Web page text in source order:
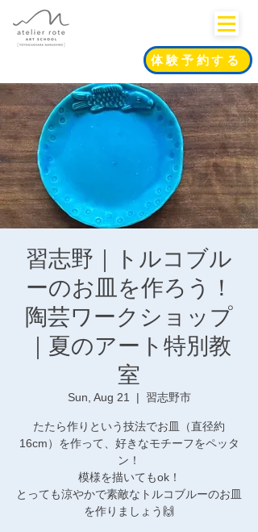
体験予約する
習志野｜トルコブル
ーのお皿を作ろう！
陶芸ワークショップ
｜夏のアート特別教
室
Sun, Aug 21
  |
習志野市
たたら作りという技法でお皿（直径約
16cm）を作って、好きなモチーフをペッタ
ン！
模様を描いてもok！
とっても涼やかで素敵なトルコブルーのお皿
を作りましょう🙌